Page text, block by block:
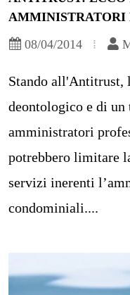
AMMINISTRATORI
08/04/2014
Stando all'Antitrust,
deontologico e di
amministratori
potrebbero limitare
servizi inerenti
condominiali....